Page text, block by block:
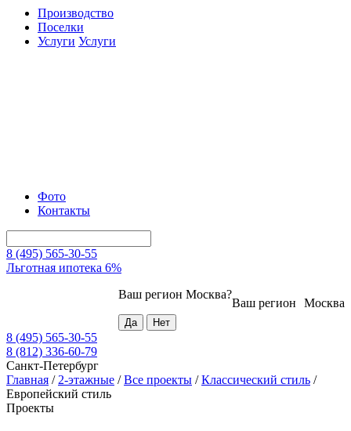
Производство
Поселки
Услуги Услуги
Фото
Контакты
8 (495) 565-30-55
Льготная ипотека 6%
Москва
Ваш регион
Ваш регион Москва?
8 (495) 565-30-55
8 (812) 336-60-79
Санкт-Петербург
Главная / 2-этажные /Все проекты /Классический стиль /
Европейский стиль
Проекты